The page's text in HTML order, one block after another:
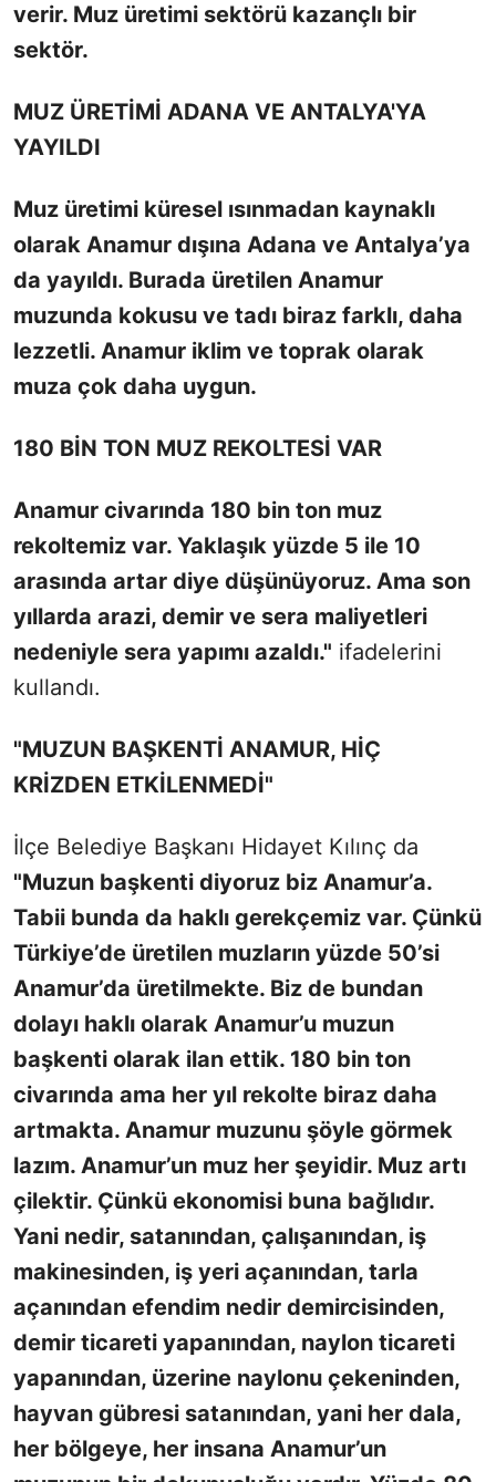
verir. Muz üretimi sektörü kazançlı bir
sektör.
MUZ ÜRETİMİ ADANA VE ANTALYA'YA
YAYILDI
Muz üretimi küresel ısınmadan kaynaklı
olarak Anamur dışına Adana ve Antalya’ya
da yayıldı. Burada üretilen Anamur
muzunda kokusu ve tadı biraz farklı, daha
lezzetli. Anamur iklim ve toprak olarak
muza çok daha uygun.
180 BİN TON MUZ REKOLTESİ VAR
Anamur civarında 180 bin ton muz
rekoltemiz var. Yaklaşık yüzde 5 ile 10
arasında artar diye düşünüyoruz. Ama son
yıllarda arazi, demir ve sera maliyetleri
nedeniyle sera yapımı azaldı." ifadelerini
kullandı.
"MUZUN BAŞKENTİ ANAMUR, HİÇ
KRİZDEN ETKİLENMEDİ"
İlçe Belediye Başkanı Hidayet Kılınç da
"Muzun başkenti diyoruz biz Anamur’a.
Tabii bunda da haklı gerekçemiz var. Çünkü
Türkiye’de üretilen muzların yüzde 50’si
Anamur’da üretilmekte. Biz de bundan
dolayı haklı olarak Anamur’u muzun
başkenti olarak ilan ettik. 180 bin ton
civarında ama her yıl rekolte biraz daha
artmakta. Anamur muzunu şöyle görmek
lazım. Anamur’un muz her şeyidir. Muz artı
çilektir. Çünkü ekonomisi buna bağlıdır.
Yani nedir, satanından, çalışanından, iş
makinesinden, iş yeri açanından, tarla
açanından efendim nedir demircisinden,
demir ticareti yapanından, naylon ticareti
yapanından, üzerine naylonu çekeninden,
hayvan gübresi satanından, yani her dala,
her bölgeye, her insana Anamur’un